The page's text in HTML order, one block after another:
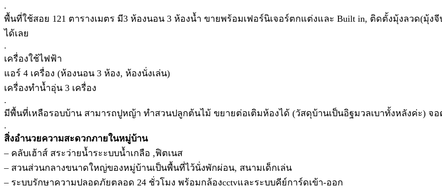
.
พื้นที่ใช้สอย 121 ตารางเมตร มี3 ห้องนอน 3 ห้องน้ำ ขายพร้อมเฟอร์นิเจอร์ตกแต่งและ Built in, ติดตั้งมุ้งลวด(มุ้
ได้เลย
.
เครื่องใช้ไฟฟ้า
แอร์ 4 เครื่อง (ห้องนอน 3 ห้อง, ห้องนั่งเล่น)
เครื่องทำน้ำอุ่น 3 เครื่อง
.
มีพื้นที่เหลือรอบบ้าน สามารถปูหญ้า ทำสวนปลูกต้นไม้ ขยายต่อเติมห้องได้ (วัสดุบ้านเป็นอิฐมวลเบาทั้งหลังค่ะ) จ
.
สิ่งอำนวยความสะดวกภายในหมู่บ้าน
– คลับเฮ้าส์ สระว่ายน้ำระะบบน้ำเกลือ ,ฟิตเนส
– สวนส่วนกลางขนาดใหญ่ของหมู่บ้านเป็นพื้นที่ไว้นั่งพักผ่อน, สนามเด็กเล่น
– ระบบรักษาความปลอดภัยตลอด 24 ชั่วโมง พร้อมกล้องcctvและระบบคีย์การ์ดเข้า-ออก